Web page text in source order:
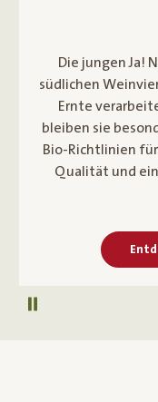
Die jungen Ja!
südlichen
Ernte
bleiben sie
Bio-Richtlinien
Qualität und